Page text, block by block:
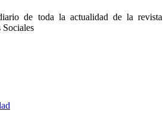
de toda la actualidad de la revista
Sociales